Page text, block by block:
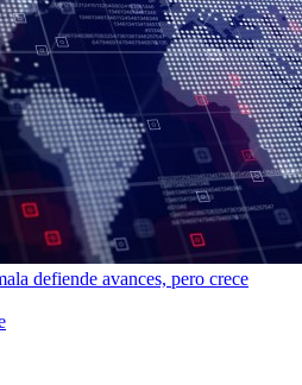
defiende avances, pero crece